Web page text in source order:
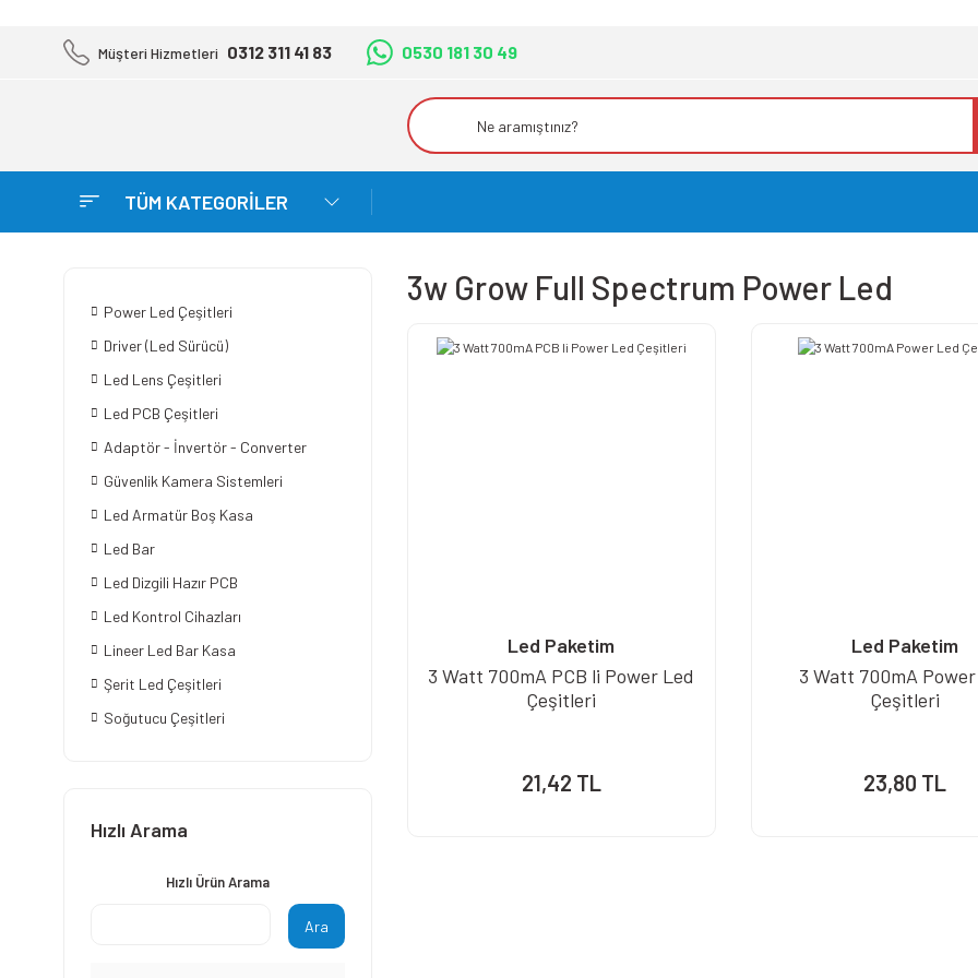
Müşteri Hizmetleri 0312 311 41 83 0530 181 30 49
TÜM KATEGORİLER
Power Led Çeşitleri
Driver (Led Sürücü)
Led Lens Çeşitleri
Led PCB Çeşitleri
Adaptör - İnvertör - Converter
Güvenlik Kamera Sistemleri
Led Armatür Boş Kasa
Led Bar
Led Dizgili Hazır PCB
Led Kontrol Cihazları
Lineer Led Bar Kasa
Şerit Led Çeşitleri
Soğutucu Çeşitleri
Hızlı Arama
Hızlı Ürün Arama
Ara
3w Grow Full Spectrum Power Led
Led Paketim
3 Watt 700mA PCB li Power Led
Çeşitleri
21,42 TL
Led Paketim
3 Watt 700mA
Çeşitleri
23,80 TL